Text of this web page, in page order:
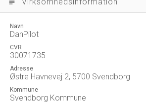
subject
Navn
DanPilot
CVR
30071735
Adresse
Østre Havnevej 2, 5700 Svendborg
Kommune
Svendborg Kommune